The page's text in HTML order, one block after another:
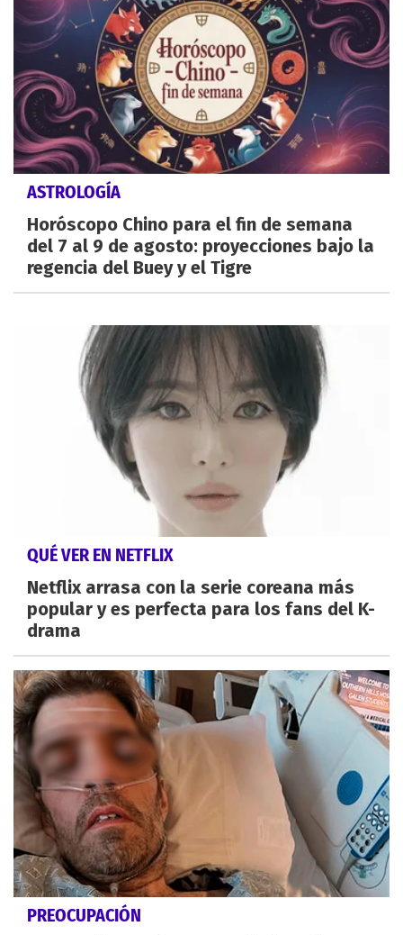
ASTROLOGÍA
Horóscopo Chino para el fin de semana
del 7 al 9 de agosto: proyecciones bajo la
regencia del Buey y el Tigre
QUÉ VER EN NETFLIX
Netflix arrasa con la serie coreana más
popular y es perfecta para los fans del K-
drama
PREOCUPACIÓN